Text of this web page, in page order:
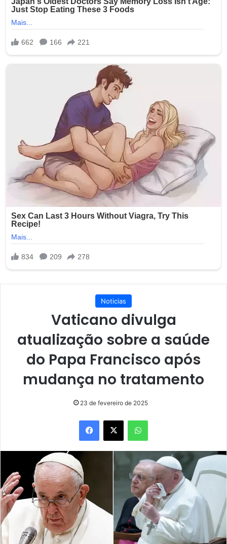
Noticias
Vaticano divulga
atualização sobre a saúde
do Papa Francisco após
mudança no tratamento
23 de fevereiro de 2025
Facebook
X WhatsApp